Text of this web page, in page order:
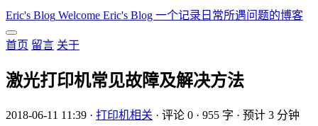
Eric's Blog Welcome Eric's Blog 一个记录日常所遇问题的博客
首页 留言 关于
激光打印机常见故障及解决方法
2018-06-11 11:39 · 打印机相关 · 评论 0 · 955 字 · 预计 3 分钟